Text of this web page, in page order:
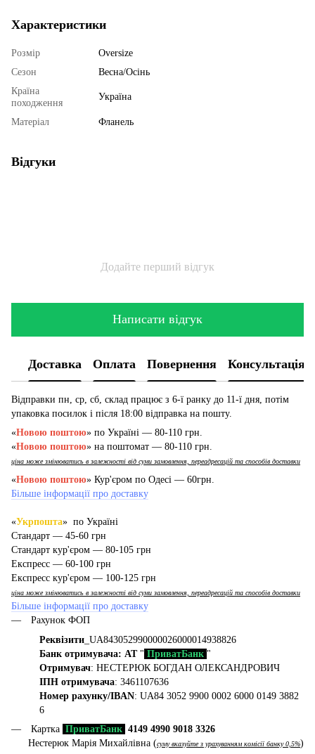
Характеристики
Розмір
Oversize
Сезон
Весна/Осінь
Країна
походження
Україна
Матеріал Фланель
Відгуки
Додайте перший відгук
Написати відгук
Доставка Оплата Повернення Консультація
Відправки пн, ср, сб, склад працює з 6-ї ранку до 11-ї дня, потім
упаковка посилок і після 18:00 відправка на пошту.
«Новою поштою» по Україні — 80-110 грн.
«Новою поштою» на поштомат — 80-110 грн.
ціна може змінюватись в залежності від суми замовлення, переадресацій та способів доставки
«Новою поштою» Кур'єром по Одесі — 60грн.
Більше інформації про доставку
«Укрпошта» по Україні
Стандарт — 45-60 грн
Стандарт кур'єром — 80-105 грн
Експресс — 60-100 грн
Експресс кур'єром — 100-125 грн
ціна може змінюватись в залежності від суми замовлення, переадресацій та способів доставки
Більше інформації про доставку
Рахунок ФОП
Реквізити _UA843052990000026000014938826
Банк отримувача: АТ" ПриватБанк "
Отримувач: НЕСТЕРЮК БОГДАН ОЛЕКСАНДРОВИЧ
ІПН отримувача: 3461107636
Номер рахунку/IBAN: UA84 3052 9900 0002 6000 0149 3882
6
Картка ПриватБанк 4149 4990 9018 3326
Нестерюк Марія Михайлівна (суму вказуйте з урахуванням комісії банку 0,5%)